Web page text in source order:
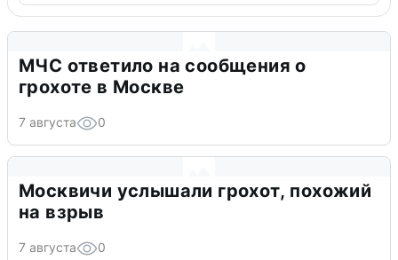
МЧС ответило на сообщения о
грохоте в Москве
7 августа 0
Москвичи услышали грохот, похожий
на взрыв
7 августа 0